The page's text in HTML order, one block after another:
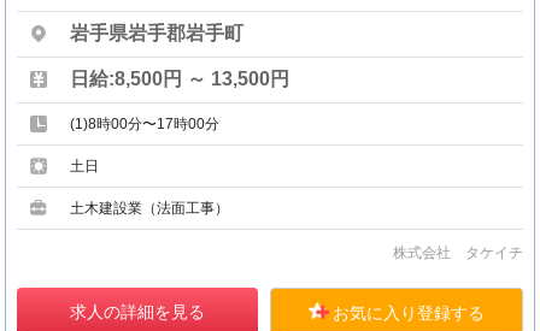
岩手県岩手郡岩手町
日給:8,500円 ～ 13,500円
(1)8時00分〜17時00分
土日
土木建設業（法面工事）
株式会社 タケイチ
求人の詳細を見る お気に入り登録する